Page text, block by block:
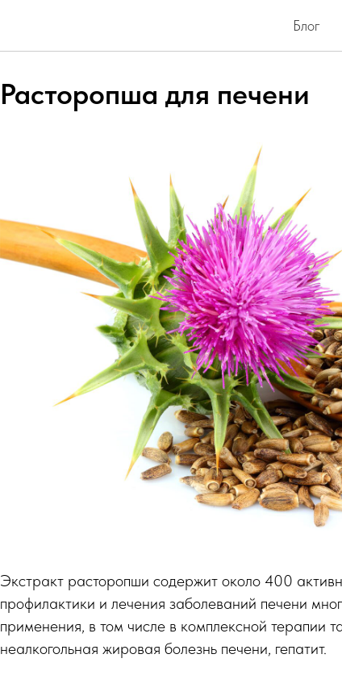
Блог
Расторопша для печени
Экстракт расторопши содержит около 400
профилактики и лечения заболеваний печени
применения, в том числе в комплексной терапии
неалкогольная жировая болезнь печени, гепатит.